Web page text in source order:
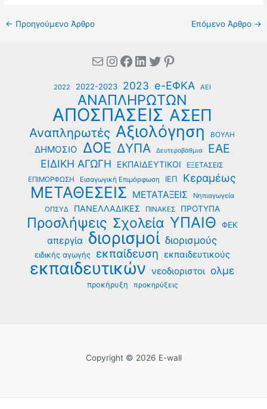
← Προηγούμενο Άρθρο Επόμενο Άρθρο →
MailInstagram
Facebook
Linkedin
Twitter
Pinterest
2022 2022-2023 2023 e-ΕΦΚΑ ΑΕΙ
ΑΝΑΠΛΗΡΩΤΩΝ
ΑΠΟΣΠΑΣΕΙΣ ΑΣΕΠ
Αναπληρωτές Αξιολόγηση ΒΟΥΛΗ
ΔΗΜΟΣΙΟ ΔΟΕ ΔΥΠΑ Δευτεροβάθμια ΕΑΕ
ΕΙΔΙΚΗ ΑΓΩΓΗ ΕΚΠΑΙΔΕΥΤΙΚΟΙ ΕΞΕΤΑΣΕΙΣ
ΕΠΙΜΟΡΦΩΣΗ Εισαγωγική Επιμόρφωση ΙΕΠ Κεραμέως
ΜΕΤΑΘΕΣΕΙΣ ΜΕΤΑΤΑΞΕΙΣ
Νηπιαγωγεία
ΟΠΣΥΔ
ΠΑΝΕΛΛΑΔΙΚΕΣ ΠΙΝΑΚΕΣ ΠΡΟΤΥΠΑ
Προσλήψεις Σχολεία ΥΠΑΙΘ ΦΕΚ
απεργία διορισμοί διορισμούς
ειδικής αγωγής εκπαίδευση εκπαιδευτικούς
εκπαιδευτικών νεοδιοριστοι ολμε
προκήρυξη προκηρύξεις
Copyright © 2026 E-wall